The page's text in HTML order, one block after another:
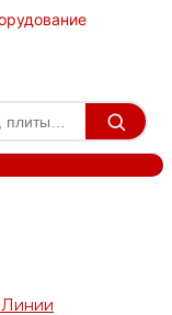
Линии